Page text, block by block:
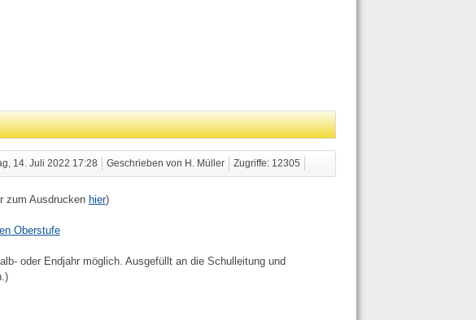
14. Juli 2022 17:28 Geschrieben von H. Müller Zugriffe: 12305
zum Ausdrucken hier)
Oberstufe
oder Endjahr möglich. Ausgefüllt an die Schulleitung und